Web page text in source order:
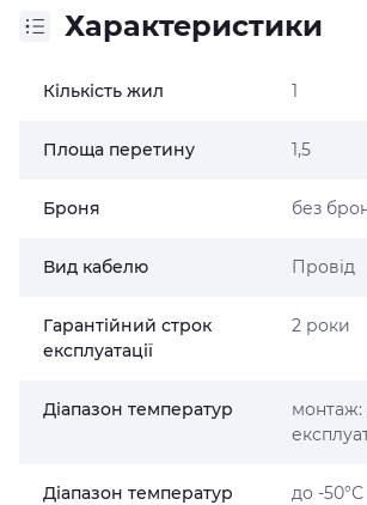
Характеристики
Кількість жил 1
Площа перетину 1,5
Броня без
Вид кабелю Провід
Гарантійний строк
експлуатації
2 роки
Діапазон температур
монтаж:
Діапазон температур
до -50°С